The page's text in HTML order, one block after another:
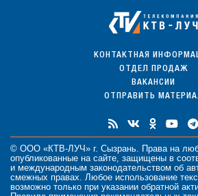
КОНТАКТНАЯ
ОТДЕЛ ПРОДАЖ
ВАКАНСИИ
ОТПРАВИТЬ
© ООО «КТВ-ЛУЧ» г. Сызрань. Права на
опубликованные на сайте, защищены в
и международным законодательством об
смежных правах. Любое использование
возможно только при указании обратной